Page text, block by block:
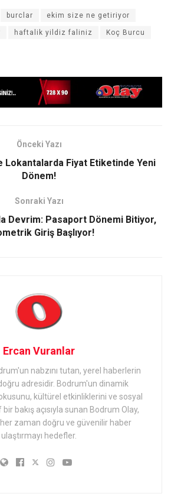
burclar ekim size ne getiriyor
haftalik yildiz faliniz Koç Burcu
Önceki Yazı
Lokantalarda Fiyat Etiketinde Yeni
Dönem!
Sonraki Yazı
Devrim: Pasaport Dönemi Bitiyor,
Giriş Başlıyor!
Ercan Vuranlar
nabzını tutan, yerel haberlerin
adresidir. Bodrum'un dinamik
kültürel etkinliklerini ve sosyal
bir bakış açısıyla sunan Bodrum Olay,
zaman doğru ve güvenilir haber
ulaştırmayı hedefler.